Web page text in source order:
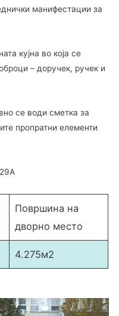
манифестации за
кујна во која се
– доручек, ручек и
се води сметка за
пропратни елементи
Површина на
дворно место
4.275м2